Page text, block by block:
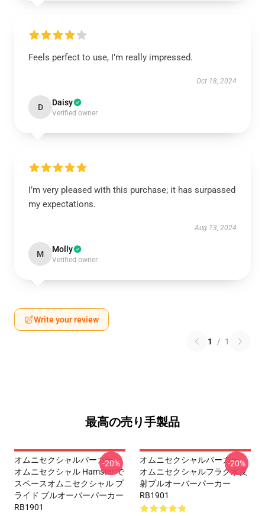
Feels perfect to use, I’m really impressed.
Oct 18, 2024
D Daisy
Verified owner
I’m very pleased with this purchase; it has surpassed
my expectations.
Aug 13, 2024
M Molly
Verified owner
Write your review
1 / 1
最高の売り手製品
オムニセクシャルパーカー -
オムニセクシャル Hamster で
スペースオムニセクシャル プ
ライド プルオーバーパーカー
RB1901
-20%
オムニセクシャルパーカー -
オムニセクシャルフラグ水反
射プルオーバーパーカー
RB1901
-20%